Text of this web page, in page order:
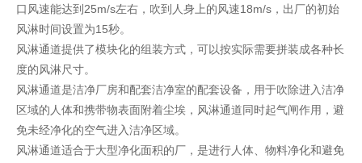
口风速能达到25m/s左右，吹到人身上的风速18m/s，出厂的初始
风淋时间设置为15秒。
风淋通道提供了模块化的组装方式，可以按实际需要拼装成各种长
度的风淋尺寸。
风淋通道是洁净厂房和配套洁净室的配套设备，用于吹除进入洁净
区域的人体和携带物表面附着尘埃，风淋通道同时起气闸作用，避
免未经净化的空气进入洁净区域。
风淋通道适合于大型净化面积的厂，是进行人体、物料净化和避免